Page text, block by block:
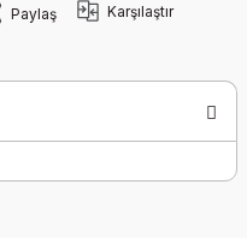
Paylaş Karşılaştır